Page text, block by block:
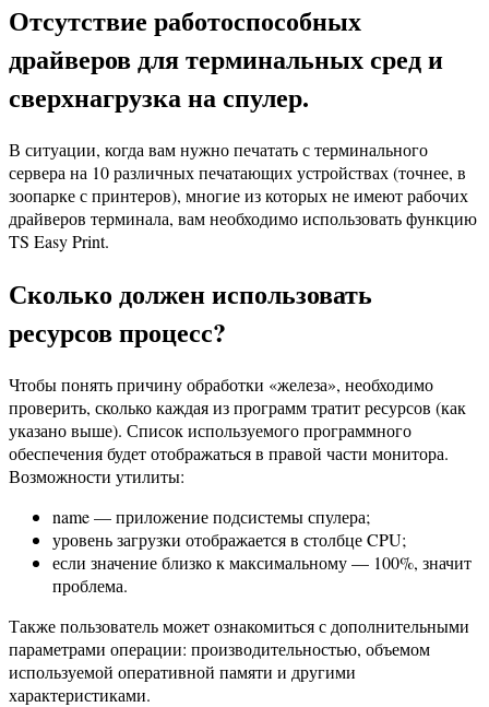
Отсутствие работоспособных
драйверов для терминальных сред и
сверхнагрузка на спулер.
В ситуации, когда вам нужно печатать с терминального
сервера на 10 различных печатающих устройствах (точнее, в
зоопарке с принтеров), многие из которых не имеют рабочих
драйверов терминала, вам необходимо использовать функцию
TS Easy Print.
Сколько должен использовать
ресурсов процесс?
Чтобы понять причину обработки «железа», необходимо
проверить, сколько каждая из программ тратит ресурсов (как
указано выше). Список используемого программного
обеспечения будет отображаться в правой части монитора.
Возможности утилиты:
name — приложение подсистемы спулера;
уровень загрузки отображается в столбце CPU;
если значение близко к максимальному — 100%, значит
проблема.
Также пользователь может ознакомиться с дополнительными
параметрами операции: производительностью, объемом
используемой оперативной памяти и другими
характеристиками.